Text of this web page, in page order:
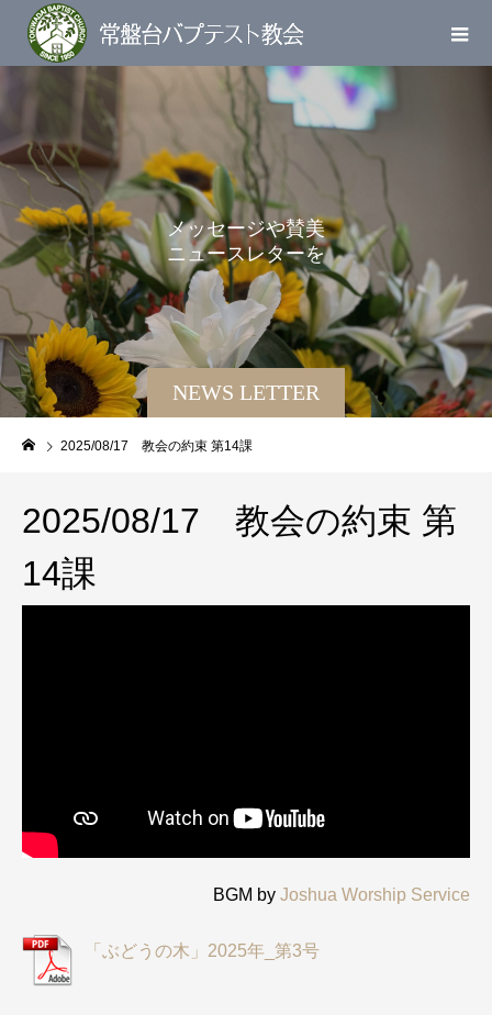
NEWS LETTER
メッセージや賛美
ニュー スレターをお届けし
2025/08/17 教会の約束 第14課
2025/08/17 教会の約束 第
14課
BGM by Joshua Worship Service
「ぶどうの木」2025年_第3号